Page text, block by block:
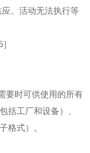
、活动无法执行等
时可供使用的所有
括工厂和设备）、
格式）。